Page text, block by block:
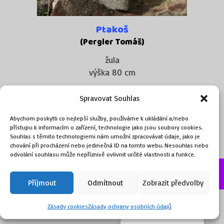
Spravovat Souhlas
Abychom poskytli co nejlepší služby, používáme k ukládání a/nebo
přístupu k informacím o zařízení, technologie jako jsou soubory cookies.
Souhlas s těmito technologiemi nám umožní zpracovávat údaje, jako je
chování při procházení nebo jedinečná ID na tomto webu. Nesouhlas nebo
odvolání souhlasu může nepříznivě ovlivnit určité vlastnosti a funkce.
Příjmout Odmítnout Zobrazit předvolby
Zásady cookiesZásady ochrany osobních údajů
Ptakoš
(Pergler Tomáš)
žula
výška 80 cm
32 500Kč
Přidat do košíku